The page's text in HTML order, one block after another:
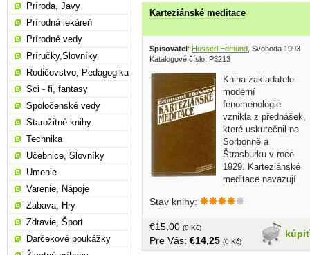
Karteziánské meditace
Spisovatel: Husserl Edmund , Svoboda 1993
Katalogové číslo: P3213
Kniha zakladatele
moderní
fenomenologie
vznikla z přednášek,
které uskutečnil na
Sorbonně a
Štrasburku v roce
1929. Karteziánské
meditace navazují
Reného Descarta a jeho Meditace o
za vcelku povedený souhrn své vlastní
filozofie... v češtine, brožovaná, 210
Stav knihy:
kúpiť
€15,00 (0 Kč)
Pre Vás: €14,25 (0 Kč)
Príroda, Javy
Prírodná lekáreň
Prírodné vedy
Príručky,Slovníky
Rodičovstvo, Pedagogika
Sci - fi, fantasy
Spoločenské vedy
Starožitné knihy
Technika
Učebnice, Slovníky
Umenie
Varenie, Nápoje
Zabava, Hry
Zdravie, Šport
Darčekové poukážky